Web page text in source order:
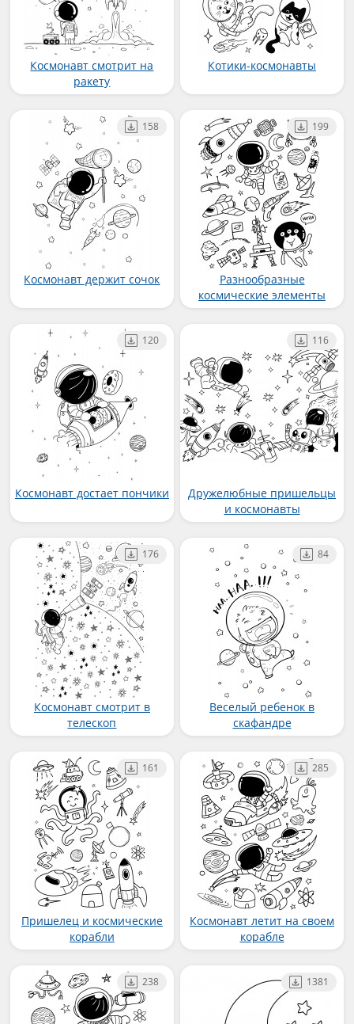
Космонавт смотрит на
ракету
Котики-космонавты
Космонавт держит сочок
158
Разнообразные
космические элементы
199
Космонавт достает пончики
120
Дружелюбные пришельцы
и космонавты
116
Космонавт смотрит в
телескоп
176
Веселый ребенок в
скафандре
84
Пришелец и космические
корабли
161
Космонавт летит на своем
корабле
285
238 1381